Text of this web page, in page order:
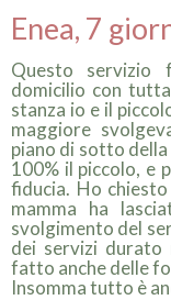
Enea, 7
Questo servizio
domicilio con
stanza io e il
maggiore
piano di sotto
100% il piccolo, e
fiducia. Ho
mamma ha
svolgimento del
dei servizi durato
fatto anche delle
Insomma tutto è